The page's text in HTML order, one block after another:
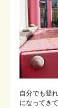
自分でも登
になってき